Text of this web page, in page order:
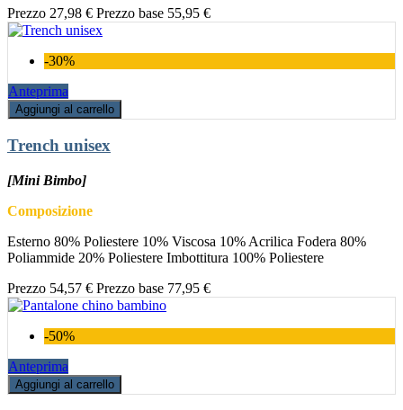
Prezzo 27,98 € Prezzo base 55,95 €
-30%
Anteprima
Aggiungi al carrello
Trench unisex
[Mini Bimbo]
Composizione
Esterno 80% Poliestere 10% Viscosa 10% Acrilica Fodera 80%
Poliammide 20% Poliestere Imbottitura 100% Poliestere
Prezzo 54,57 € Prezzo base 77,95 €
-50%
Anteprima
Aggiungi al carrello